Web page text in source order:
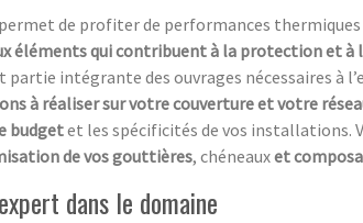
de profiter de performances thermiques
éléments qui contribuent à la protection et à
partie intégrante des ouvrages nécessaires à
à réaliser sur votre couverture et votre
budgetet les spécificités de vos installations.
de vos gouttières, chéneauxet
dans le domaine